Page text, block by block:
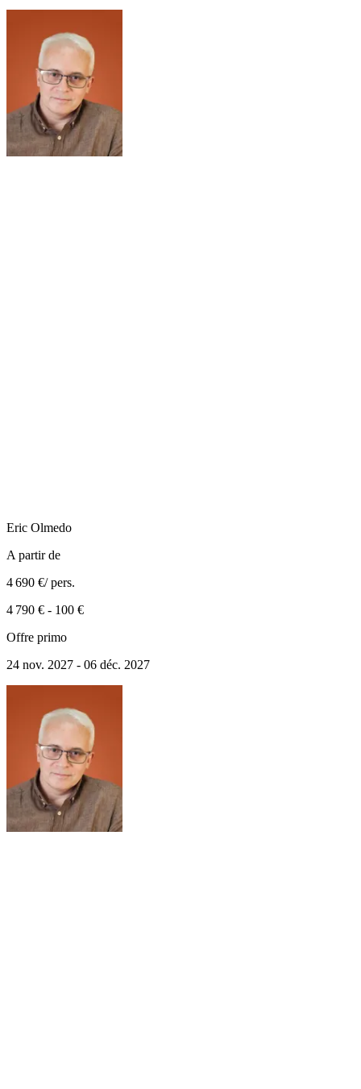
Eric Olmedo
A partir de
4 690 €/ pers.
4 790 € - 100 €
Offre primo
24 nov. 2027 - 06 déc. 2027